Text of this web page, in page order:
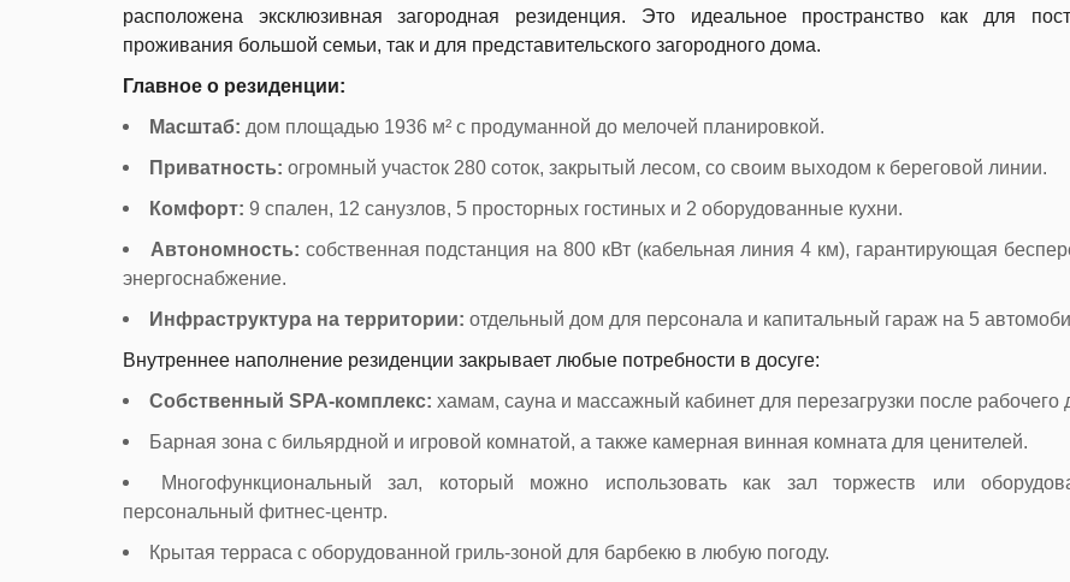
расположена эксклюзивная загородная резиденция. Это идеальное пространство как для
проживания большой семьи, так и для представительского загородного дома.
Главное о резиденции:
Масштаб: дом площадью 1936 м² с продуманной до мелочей планировкой.
Приватность: огромный участок 280 соток, закрытый лесом, со своим выходом к береговой линии.
Комфорт: 9 спален, 12 санузлов, 5 просторных гостиных и 2 оборудованные кухни.
Автономность: собственная подстанция на 800 кВт (кабельная линия 4 км), гарантирующая
энергоснабжение.
Инфраструктура на территории: отдельный дом для персонала и капитальный гараж на 5
Внутреннее наполнение резиденции закрывает любые потребности в досуге:
Собственный SPA-комплекс: хамам, сауна и массажный кабинет для перезагрузки после рабочего
Барная зона с бильярдной и игровой комнатой, а также камерная винная комната для ценителей.
Многофункциональный зал, который можно использовать как зал торжеств или
персональный фитнес-центр.
Крытая терраса с оборудованной гриль-зоной для барбекю в любую погоду.